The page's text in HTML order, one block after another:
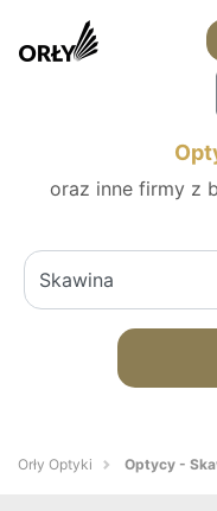
oraz inne firmy z
Orły Optyki Optycy -